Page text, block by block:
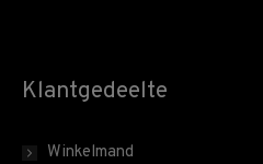
Klantgedeelte
Winkelmand